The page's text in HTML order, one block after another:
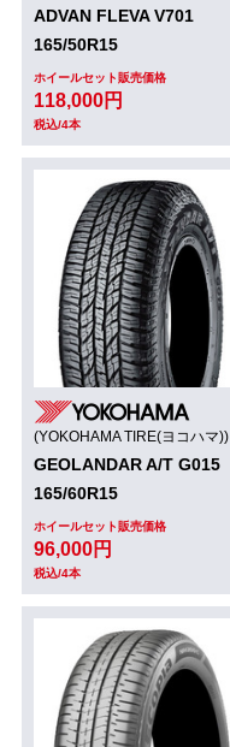
ADVAN FLEVA V701
165/50R15
ホイールセット販売価格
118,000円
税込/4本
(YOKOHAMA TIRE(ヨコハマ))
GEOLANDAR A/T G015
165/60R15
ホイールセット販売価格
96,000円
税込/4本